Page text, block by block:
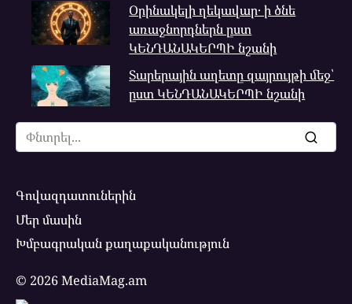
Օրինակելի ղեկավար․ ի ծնե
առաջնորդներն ըստ
ԿԵՆԴԱՆԱԿԵՐՊԻ նշանի
Տարերային աղետը զայրույթի մեջ՝
ըստ ԿԵՆԴԱՆԱԿԵՐՊԻ նշանի
Search
for:
Գովազդատուներին
Մեր մասին
Խմբագրական քաղաքականություն
© 2026 MediaMag.am